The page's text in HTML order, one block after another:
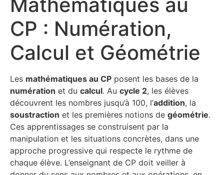
CP : Numération,
Calcul et Géométrie
Les mathématiques au CP posent les bases de la
numération et du calcul. Au cycle 2, les élèves
découvrent les nombres jusqu’à 100, l’addition, la
soustraction et les premières notions de géométrie.
Ces apprentissages se construisent par la
manipulation et les situations concrètes, dans une
approche progressive qui respecte le rythme de
chaque élève. L’enseignant de CP doit veiller à